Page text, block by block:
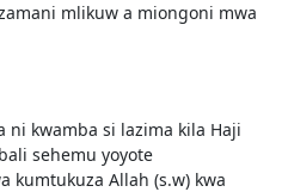
mlikuw a miongoni mwa
ni kwamba si lazima kila Haji
sehemu yoyote
kumtukuza Allah (s.w) kwa